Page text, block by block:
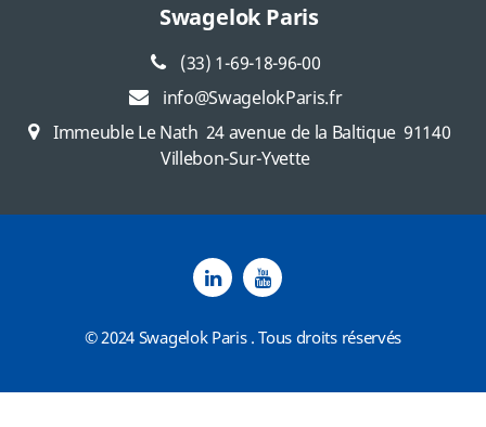
Swagelok Paris
(33) 1-69-18-96-00
info@SwagelokParis.fr
Immeuble Le Nath 24 avenue de la Baltique 91140
Villebon-Sur-Yvette
© 2024 Swagelok Paris . Tous droits réservés